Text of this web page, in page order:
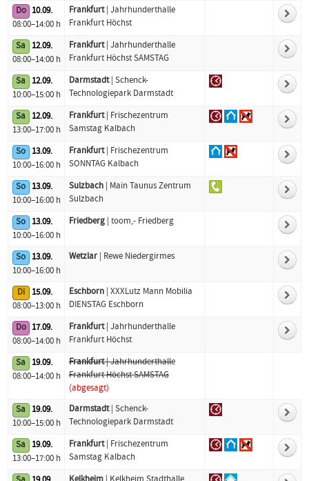
Do 10.09.
08:00–14:00 h
Frankfurt| Jahrhunderthalle
Frankfurt Höchst
Sa 12.09.
08:00–14:00 h
Frankfurt| Jahrhunderthalle
Frankfurt Höchst SAMSTAG
Sa 12.09.
10:00–15:00 h
Darmstadt| Schenck-
Technologiepark Darmstadt
Sa 12.09.
13:00–17:00 h
Frankfurt| Frischezentrum
Samstag Kalbach
So 13.09.
10:00–16:00 h
Frankfurt| Frischezentrum
SONNTAG Kalbach
So 13.09.
10:00–16:00 h
Sulzbach| Main Taunus Zentrum
Sulzbach
So 13.09.
10:00–16:00 h
Friedberg| toom,- Friedberg
So 13.09.
10:00–16:00 h
Wetzlar| Rewe Niedergirmes
Di
15.09.
08:00–13:00 h
Eschborn| XXXLutz Mann Mobilia
DIENSTAG Eschborn
Do 17.09.
08:00–14:00 h
Frankfurt| Jahrhunderthalle
Frankfurt Höchst
Sa 19.09.
08:00–14:00 h
Frankfurt| Jahrhunderthalle
Frankfurt Höchst SAMSTAG
(abgesagt)
Sa 19.09.
10:00–15:00 h
Darmstadt| Schenck-
Technologiepark Darmstadt
Sa 19.09.
13:00–17:00 h
Frankfurt| Frischezentrum
Samstag Kalbach